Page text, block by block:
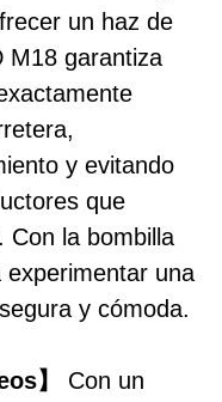
un haz de
M18 garantiza
y evitando
que
Con la bombilla
una
y cómoda.
】 Con un